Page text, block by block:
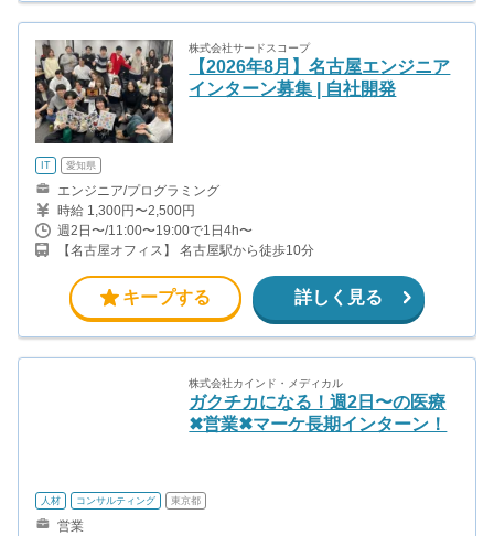
株式会社サードスコープ
【2026年8月】名古屋エンジニア
インターン募集 | 自社開発
IT 愛知県
エンジニア/プログラミング
時給 1,300円〜2,500円
週2日〜/11:00〜19:00で1日4h〜
【名古屋オフィス】 名古屋駅から徒歩10分
キープする 詳しく見る
株式会社カインド・メディカル
ガクチカになる！週2日〜の医療
✖︎営業✖︎マーケ長期インターン！
人材 コンサルティング 東京都
営業